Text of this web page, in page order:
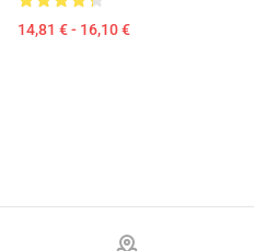
14,81 € - 16,10 €